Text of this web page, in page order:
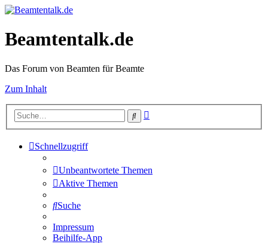
Beamtentalk.de
Das Forum von Beamten für Beamte
Zum Inhalt
Suche
Schnellzugriff
Unbeantwortete Themen
Aktive Themen
Suche
Impressum
Beihilfe-App